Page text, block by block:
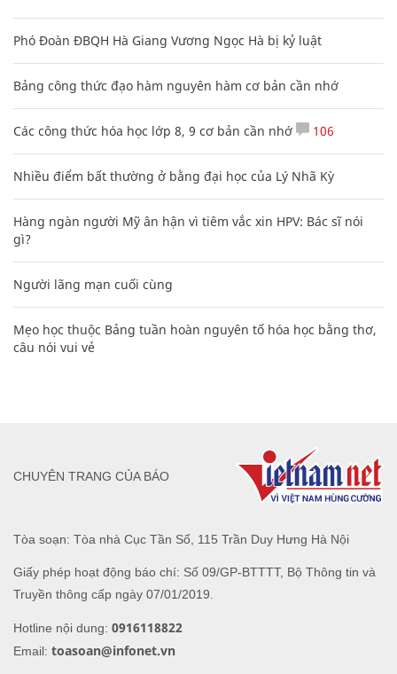
Phó Đoàn ĐBQH Hà Giang Vương Ngọc Hà bị kỷ luật
Bảng công thức đạo hàm nguyên hàm cơ bản cần nhớ
Các công thức hóa học lớp 8, 9 cơ bản cần nhớ 106
Nhiều điểm bất thường ở bằng đại học của Lý Nhã Kỳ
Hàng ngàn người Mỹ ân hận vì tiêm vắc xin HPV: Bác sĩ nói
gì?
Người lãng mạn cuối cùng
Mẹo học thuộc Bảng tuần hoàn nguyên tố hóa học bằng thơ,
câu nói vui vẻ
Tòa soạn: Tòa nhà Cục Tần Số, 115 Trần Duy Hưng Hà Nội
Giấy phép hoạt động báo chí: Số 09/GP-BTTTT, Bộ Thông tin và
Truyền thông cấp ngày 07/01/2019.
Hotline nội dung: 0916118822
Email: toasoan@infonet.vn
CHUYÊN TRANG CỦA BÁO